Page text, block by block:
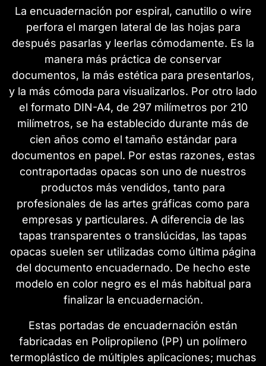
La encuadernación por espiral, canutillo o wire
perfora el margen lateral de las hojas para
después pasarlas y leerlas cómodamente. Es la
manera más práctica de conservar
documentos, la más estética para presentarlos,
y la más cómoda para visualizarlos. Por otro lado
el formato DIN-A4, de 297 milímetros por 210
milímetros, se ha establecido durante más de
cien años como el tamaño estándar para
documentos en papel. Por estas razones, estas
contraportadas opacas son uno de nuestros
productos más vendidos, tanto para
profesionales de las artes gráficas como para
empresas y particulares. A diferencia de las
tapas transparentes o translúcidas, las tapas
opacas suelen ser utilizadas como última página
del documento encuadernado. De hecho este
modelo en color negro es el más habitual para
finalizar la encuadernación.
Estas portadas de encuadernación están
fabricadas en Polipropileno (PP) un polímero
termoplástico de múltiples aplicaciones; muchas